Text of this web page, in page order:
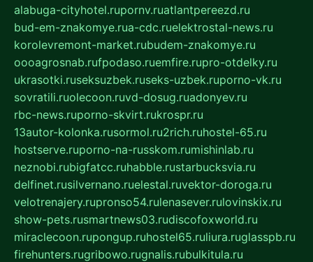
alabuga-cityhotel.rupornv.ruatlantpereezd.ru
bud-em-znakomye.rua-cdc.ruelektrostal-news.ru
korolevremont-market.rubudem-znakomye.ru
oooagrosnab.rufpodaso.ruemfire.rupro-otdelky.ru
ukrasotki.ruseksuzbek.ruseks-uzbek.ruporno-vk.ru
sovratili.ruolecoon.ruvd-dosug.ruadonyev.ru
rbc-news.ruporno-skvirt.rukrospr.ru
13autor-kolonka.rusormol.ru2rich.ruhostel-65.ru
hostserve.ruporno-na-russkom.rumishinlab.ru
neznobi.rubigfatcc.ruhabble.rustarbucksvia.ru
delfinet.rusilvernano.ruelestal.ruvektor-doroga.ru
velotrenajery.rupronso54.rulenasever.rulovinskix.ru
show-pets.rusmartnews03.rudiscofoxworld.ru
miraclecoon.rupongup.ruhostel65.ruliura.ruglasspb.ru
firehunters.rugribowo.rugnalis.rubulkitula.ru